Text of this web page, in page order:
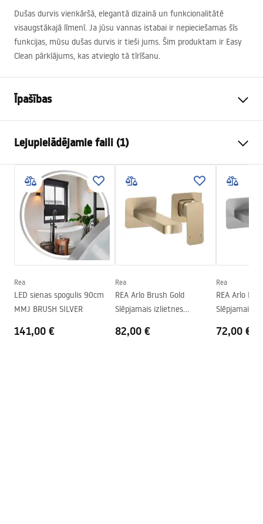
Dušas durvis vienkāršā, elegantā dizainā un funkcionalitātē
visaugstākajā līmenī. Ja jūsu vannas istabai ir nepieciešamas šīs
funkcijas, mūsu dušas durvis ir tieši jums. Šim produktam ir Easy
Clean pārklājums, kas atvieglo tā tīrīšanu.
Īpašības
Durvju izmērs
Durvju virziens
Universal
Stikla biezums
6 mm
Dušas durvju augstums
200
cm
Ieejas platums
50 cm
Profila materiāls
Roktura materiāls
Atvēršanas virziens
Easy Clean pārklājums
Jā, vienā loga pusē
Profilu pielāgošana
2 cm
Lejupielādējamie faili (1)
Manual
Instrukcja Drzwi Montana.pdf
Rea
LED sienas spogulis 90cm
MMJ BRUSH SILVER
141,00 €
Rea
REA Arlo Brush Gold
Slēpjamais izlietnes
82,00 €
Rea
REA Arlo
Slēpjamais
72,00 €